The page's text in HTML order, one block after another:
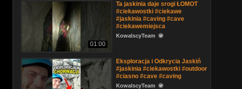
01:00
Ta jaskinia daje srogi ŁOMOT
#ciekawostki #ciekawe
#jaskinia #caving #cave
#ciekawemiejsca
KowalscyTeam
Eksploracja i Odkrycia Jaskiń
#jaskinia #ciekawostki #outdoor
#ciasno #cave #caving
KowalscyTeam